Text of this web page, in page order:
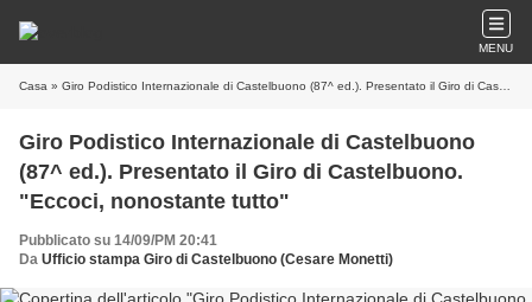
MENU
Casa » Giro Podistico Internazionale di Castelbuono (87^ ed.). Presentato il Giro di Castelbuono. "Eccoci, nonostante tutto"
Giro Podistico Internazionale di Castelbuono
(87^ ed.). Presentato il Giro di Castelbuono.
"Eccoci, nonostante tutto"
Pubblicato su 14/09/PM 20:41
Da Ufficio stampa Giro di Castelbuono (Cesare Monetti)